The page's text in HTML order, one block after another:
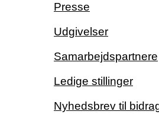
Presse
Udgivelser
Samarbejdspartnere
Ledige stillinger
Nyhedsbrev til